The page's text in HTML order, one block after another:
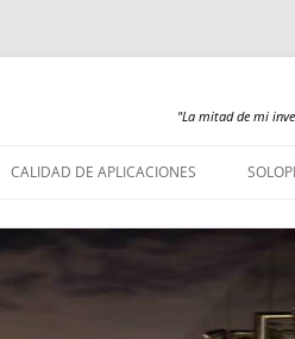
"La mitad de mi
CALIDAD DE APLICACIONES